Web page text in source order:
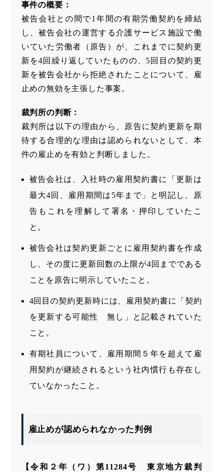
事件の概要：
被告会社との間で1年間の有期労働契約を締結
し、被告会社の運営する介護サービス施設で働
いていた労働者（原告）が、これまでに契約更
新を4回繰り返していたものの、5回目の契約更
新を被告会社から拒絶されたことについて、雇
止めの無効を主張した事案。
裁判所の判断：
裁判所は以下の理由から、原告に契約更新を期
待する合理的な理由は認められないとして、本
件の雇止めを有効と判断しました。
被告会社は、入社時の雇用契約書に「更新は
最大4回、雇用期間は5年まで」と明記し、原
告もこれを理解して署名・押印していたこ
と。
被告会社は契約更新ごとに雇用契約書を作成
し、その度に更新回数の上限が4回までである
ことを原告に明示していたこと。
4回目の契約更新時には、雇用契約書に「契約
を更新する可能性 無し」と記載されていた
こと。
有期社員について、雇用期間５年を超えて雇
用契約が継続されるという社内慣行も存在し
ていなかったこと。
雇止めが認められなかった判例
【令和２年（ワ）第11284号 東京地方裁判